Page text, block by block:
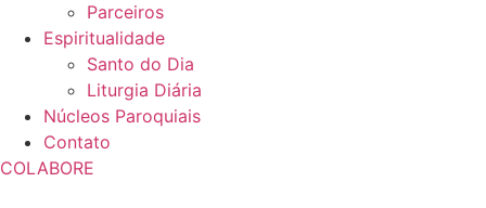
Parceiros
Espiritualidade
Santo do Dia
Liturgia Diária
Núcleos Paroquiais
Contato
COLABORE